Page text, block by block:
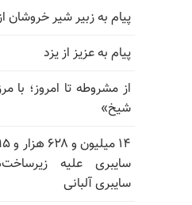
پیام به زبیر شیر خروشان
پیام به عزیز از یزد
از مشروطه تا امروز؛ با
شیخ»
سایبری علیه
سایبری آلبانی